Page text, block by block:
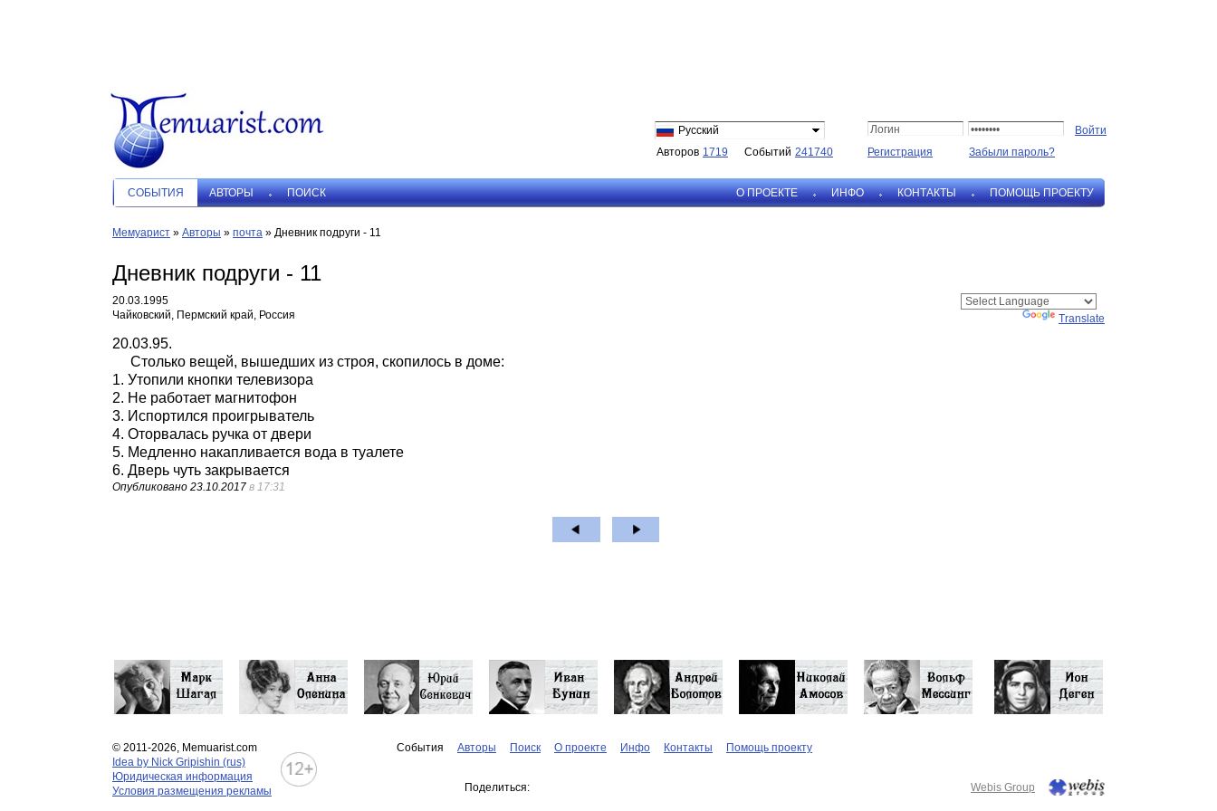
Русский
Авторов 1719 Событий 241740 Регистрация Забыли пароль?
СОБЫТИЯ АВТОРЫ ПОИСК О ПРОЕКТЕ ИНФО КОНТАКТЫ ПОМОЩЬ ПРОЕКТУ
Мемуарист » Авторы » почта » Дневник подруги - 11
Дневник подруги - 11
20.03.1995
Чайковский, Пермский край, Россия
Translate
20.03.95.
Столько вещей, вышедших из строя, скопилось в доме:
1. Утопили кнопки телевизора
2. Не работает магнитофон
3. Испортился проигрыватель
4. Оторвалась ручка от двери
5. Медленно накапливается вода в туалете
6. Дверь чуть закрывается
Опубликовано 23.10.2017 в 17:31
© 2011-2026, Memuarist.com
Idea by Nick Gripishin (rus)
Юридическая информация
Условия размещения рекламы
События Авторы Поиск О проекте Инфо Контакты Помощь проекту
Поделиться: Webis Group